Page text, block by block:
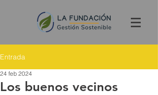
Entrada
Los buenos vecinos
24 feb 2024